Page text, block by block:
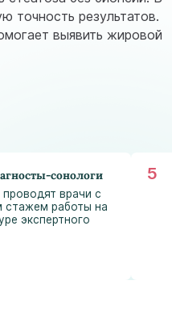
точность результатов.
выявить жировой
сонологи
врачи с
стажем работы на
экспертного